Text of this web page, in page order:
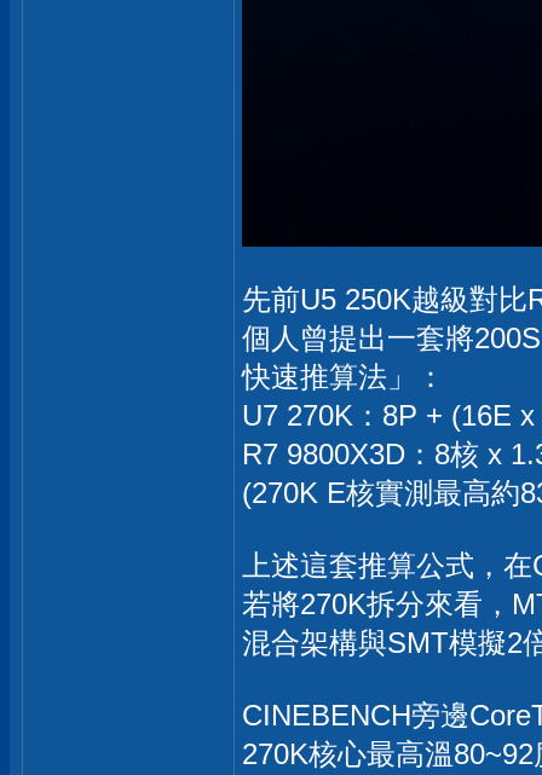
先前U5 250K越級對比
個人曾提出一套將
快速推算法」：
U7 270K：8P + (16E
R7 9800X3D：8核 x
(270K E核實測最高約
上述這套推算公式，
若將270K拆分來看，
混合架構與SMT模擬2
CINEBENCH旁邊
270K核心最高溫80~92